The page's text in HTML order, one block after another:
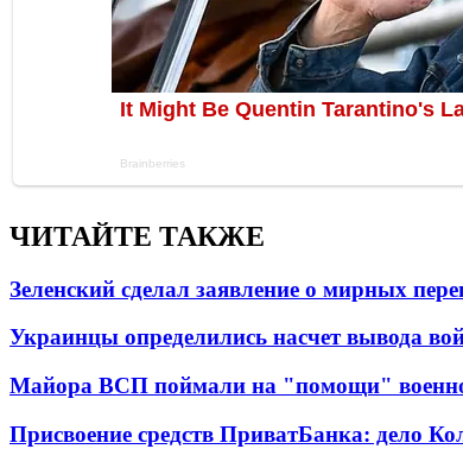
ЧИТАЙТЕ ТАКЖЕ
Зеленский сделал заявление о мирных
Украинцы определились насчет вывода
Майора ВСП поймали на "помощи"
Присвоение средств ПриватБанка: дело